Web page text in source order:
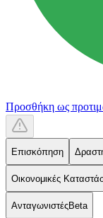
Προσθήκη ως
Επισκόπηση
Οικονομικές
ΑνταγωνιστέςBeta